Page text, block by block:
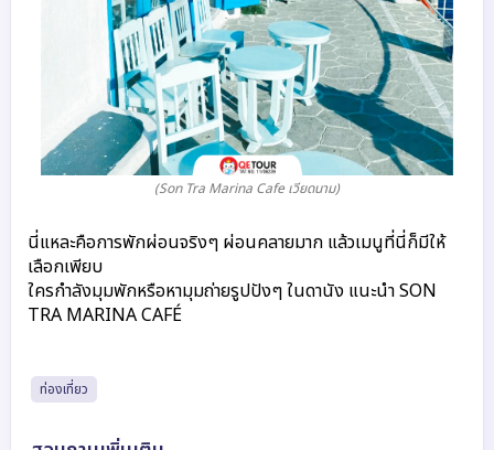
(Son Tra Marina Cafe เวียดนาม)
นี่แหละคือการพักผ่อนจริงๆ ผ่อนคลายมาก แล้วเมนูที่นี่ก็มีให้
เลือกเพียบ
ใครกำลังมุมพักหรือหามุมถ่ายรูปปังๆ ในดานัง แนะนำ SON
TRA MARINA CAFÉ
ท่องเที่ยว